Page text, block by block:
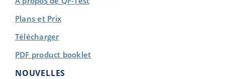
Plans et Prix
Télécharger
PDF product booklet
NOUVELLES